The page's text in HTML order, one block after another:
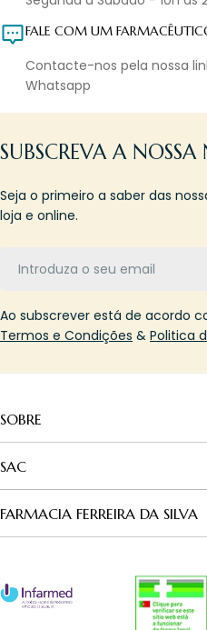
FALE COM UM
Contacte-nos pela nossa
Whatsapp
SUBSCREVA A NOSSA
Seja o primeiro a saber das
loja e online.
Ao subscrever está de acordo
Termos e Condições & Politica
SOBRE
SAC
FARMACIA FERREIRA DA SILVA